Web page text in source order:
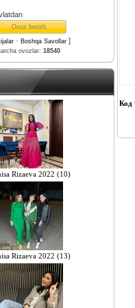
· Boshqa Savollar ]
ovozlar: 18540
Rizaeva 2022 (10)
Rizaeva 2022 (13)
Код